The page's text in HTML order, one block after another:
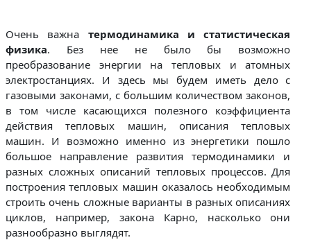
Очень важна термодинамика и статистическая
физика. Без нее не было бы возможно
преобразование энергии на тепловых и атомных
электростанциях. И здесь мы будем иметь дело с
газовыми законами, с большим количеством законов,
в том числе касающихся полезного коэффициента
действия тепловых машин, описания тепловых
машин. И возможно именно из энергетики пошло
большое направление развития термодинамики и
разных сложных описаний тепловых процессов. Для
построения тепловых машин оказалось необходимым
строить очень сложные варианты в разных описаниях
циклов, например, закона Карно, насколько они
разнообразно выглядят.